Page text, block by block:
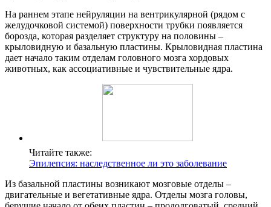
На раннем этапе нейруляции на вентрикулярной (рядом с
желудочковой системой) поверхности трубки появляется
борозда, которая разделяет структуру на половины –
крыловидную и базальную пластины. Крыловидная пластина
дает начало таким отделам головного мозга хордовых
животных, как ассоциативные и чувствительные ядра.
Читайте также:
Эпилепсия: наследственное ли это заболевание
Из базальной пластины возникают мозговые отделы –
двигательные и вегетативные ядра. Отделы мозга головы,